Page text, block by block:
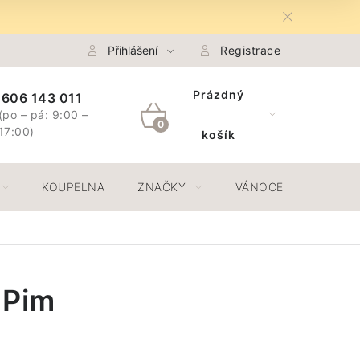
Osobních údajů GDPR Spojte se s námi
Přihlášení Registrace
143 011
– pá: 9:00 –
NÁKUPNÍ
Prázdný
košík
KOUPELNA ZNAČKY VÁNOCE